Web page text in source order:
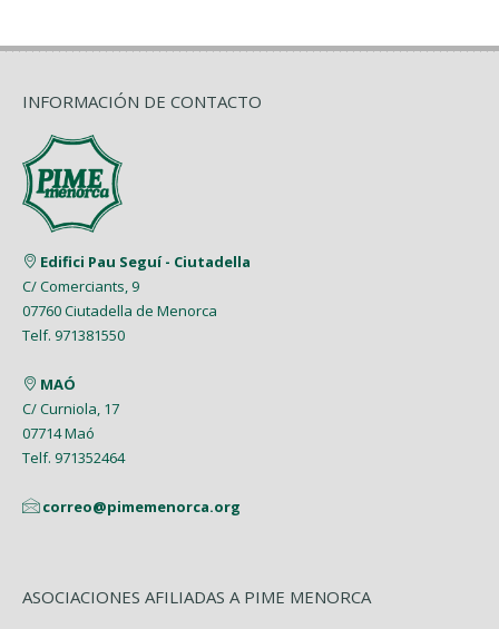
INFORMACIÓN DE CONTACTO
Edifici Pau Seguí - Ciutadella
C/ Comerciants, 9
07760 Ciutadella de Menorca
Telf. 971381550
MAÓ
C/ Curniola, 17
07714 Maó
Telf. 971352464
correo@pimemenorca.org
ASOCIACIONES AFILIADAS A PIME MENORCA